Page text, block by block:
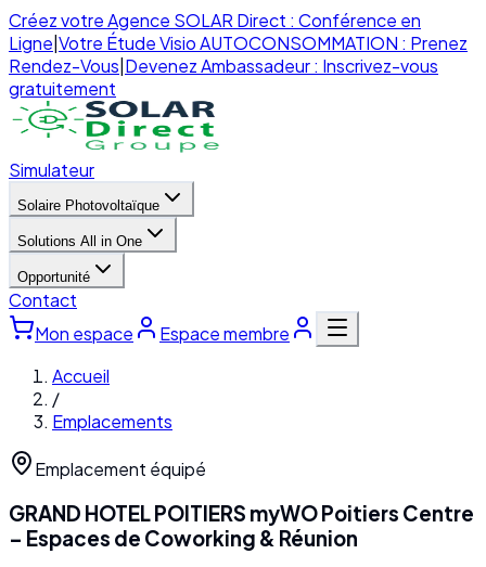
Créez votre Agence SOLAR Direct : Conférence en
Ligne Votre Étude Visio AUTOCONSOMMATION : Prenez
Rendez-Vous Devenez Ambassadeur : Inscrivez-vous
gratuitement
Simulateur
Solaire Photovoltaïque
Solutions All in One
Opportunité
Contact
Mon espace
Espace membre
Accueil
/
Emplacements
Emplacement équipé
GRAND HOTEL POITIERS myWO Poitiers Centre
– Espaces de Coworking & Réunion